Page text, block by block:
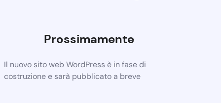
Prossimamente
Il nuovo sito web WordPress è in fase di
costruzione e sarà pubblicato a breve